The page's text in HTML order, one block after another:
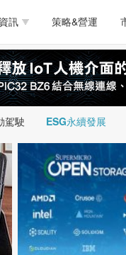
資訊
半導體/零組件 測試量測
PC/周邊 軟體/
新能源 人工智
策略&營運
半導體/零組件 測試量測
PC/周邊 軟體/
新能源 人工智
駕駛 ESG永續發展